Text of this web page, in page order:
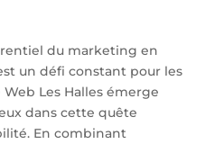
du marketing en
un défi constant pour les
Web Les Halles émerge
dans cette quête
En combinant